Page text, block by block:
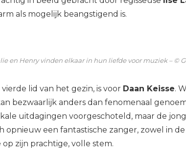
als mogelijk beangstigend is.
en Henry vinden elkaar in hun liefde voor muziek – ©
lid van het gezin, is voor Daan Keisse.
bezwaarlijk anders dan fenomenaal
uitdagingen voorgeschoteld, maar de
opnieuw een fantastische zanger, zowel in
zijn prachtige, volle stem.